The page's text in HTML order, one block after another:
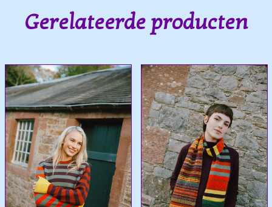
Gerelateerde producten